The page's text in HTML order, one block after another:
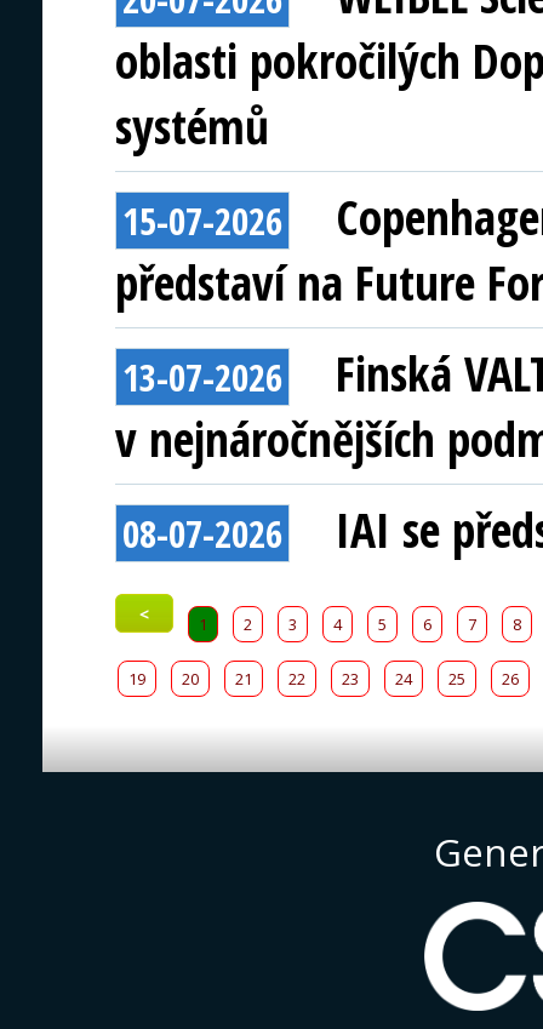
oblasti pokročilých
systémů
15-07-2026
představí na Future
13-07-2026
Finská
v nejnáročnějších
08-07-2026 IAI se
< 1 2 3 4 5 6 7 8
19 20 21 22 23 24 25 26